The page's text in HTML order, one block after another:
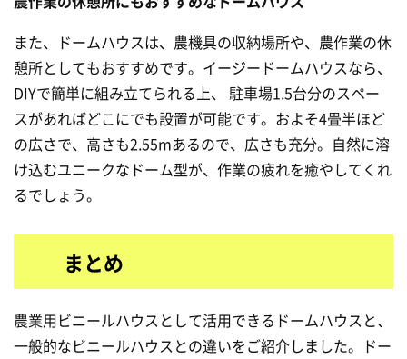
また、ドームハウスは、農機具の収納場所や、農作業の休
憩所としてもおすすめです。イージードームハウスなら、
DIYで簡単に組み立てられる上、 駐車場1.5台分のスペー
スがあればどこにでも設置が可能です。およそ4畳半ほど
の広さで、高さも2.55mあるので、広さも充分。自然に溶
け込むユニークなドーム型が、作業の疲れを癒やしてくれ
るでしょう。
まとめ
農業用ビニールハウスとして活用できるドームハウスと、
一般的なビニールハウスとの違いをご紹介しました。ドー